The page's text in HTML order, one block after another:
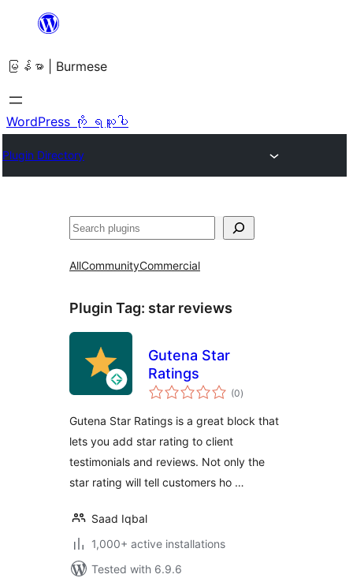
အကြောင်းအရာ
ကျော်သွား
ရန်
မြန်မာ | Burmese
WordPress ကို ရယူပါ
Plugin Directory
ရှာ
AllCommunityCommercial
Plugin Tag: star reviews
Gutena Star
Ratings
(0total
ratings
)
Gutena Star Ratings is a great block that
lets you add star rating to client
testimonials and reviews. Not only the
star rating will tell customers ho …
Saad Iqbal
1,000+ active installations
Tested with 6.9.6